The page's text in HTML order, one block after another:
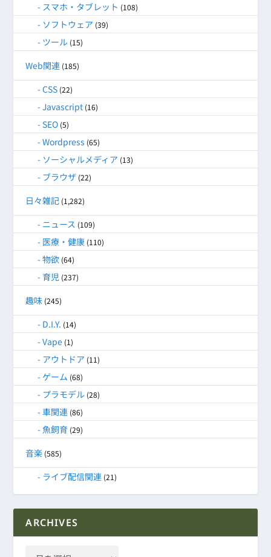
スマホ・タブレット (108)
ソフトウェア (39)
ツール (15)
Web関連 (185)
CSS (22)
Javascript (16)
SEO (5)
Wordpress (65)
ソーシャルメディア (13)
ブラウザ (22)
日々雑記 (1,282)
ニュース (109)
医療・健康 (110)
物欲 (64)
育児 (237)
趣味 (245)
D.I.Y. (14)
Vape (1)
アウトドア (11)
ゲーム (68)
プラモデル (28)
車関連 (86)
魚飼育 (29)
音楽 (585)
ライブ配信関連 (21)
ARCHIVES